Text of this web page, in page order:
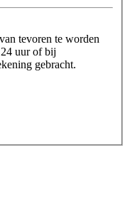
tevoren te worden
uur of bij
gebracht.